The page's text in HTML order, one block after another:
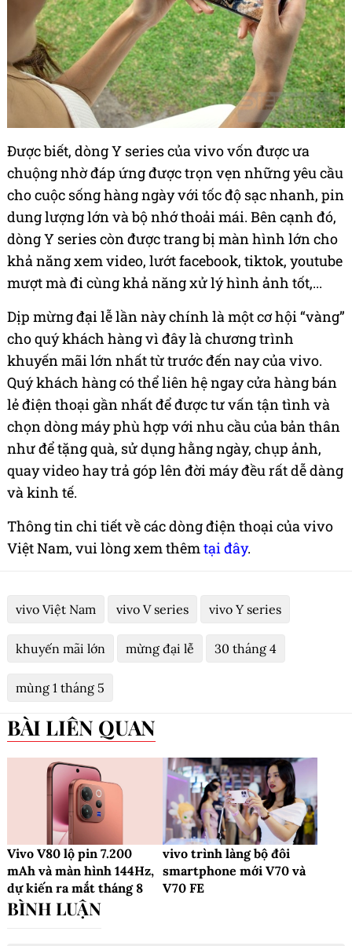
Được biết, dòng Y series của vivo vốn được ưa
chuộng nhờ đáp ứng được trọn vẹn những yêu cầu
cho cuộc sống hàng ngày với tốc độ sạc nhanh, pin
dung lượng lớn và bộ nhớ thoải mái. Bên cạnh đó,
dòng Y series còn được trang bị màn hình lớn cho
khả năng xem video, lướt facebook, tiktok, youtube
mượt mà đi cùng khả năng xử lý hình ảnh tốt,...
Dịp mừng đại lễ lần này chính là một cơ hội “vàng”
cho quý khách hàng vì đây là chương trình
khuyến mãi lớn nhất từ trước đến nay của vivo.
Quý khách hàng có thể liên hệ ngay cửa hàng bán
lẻ điện thoại gần nhất để được tư vấn tận tình và
chọn dòng máy phù hợp với nhu cầu của bản thân
như để tặng quà, sử dụng hằng ngày, chụp ảnh,
quay video hay trả góp lên đời máy đều rất dễ dàng
và kinh tế.
Thông tin chi tiết về các dòng điện thoại của vivo
Việt Nam, vui lòng xem thêmtại đây.
vivo Việt Nam vivo V series vivo Y series
khuyến mãi lớn mừng đại lễ 30 tháng 4
mùng 1 tháng 5
BÀI LIÊN QUAN
Vivo V80 lộ pin 7.200
mAh và màn hình 144Hz,
dự kiến ra mắt tháng 8
vivo trình làng bộ đôi
smartphone mới V70 và
V70 FE